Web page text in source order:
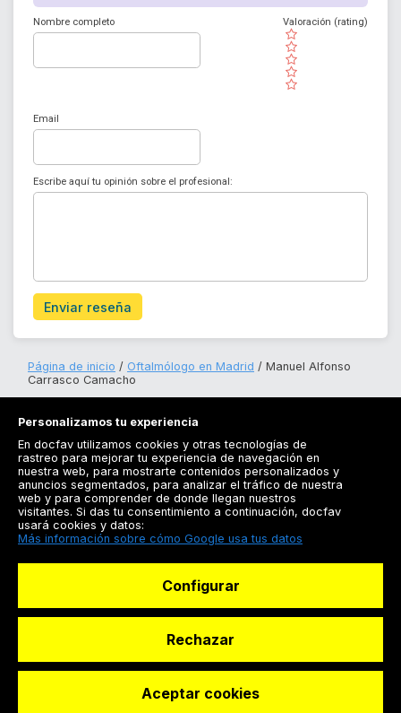
Nombre completo
( )
( )
( )
( )
( )
Valoración (rating)
Email
Escribe aquí tu opinión sobre el profesional:
Enviar reseña
Página de inicio Oftalmólogo en Madrid
Manuel Alfonso
Carrasco Camacho
Registrarse
Docfav
© Dashboard Technologies S.L
Personalizamos tu experiencia
En docfav utilizamos cookies y otras tecnologías de
rastreo para mejorar tu experiencia de navegación en
nuestra web, para mostrarte contenidos personalizados y
anuncios segmentados, para analizar el tráfico de nuestra
web y para comprender de donde llegan nuestros
visitantes. Si das tu consentimiento a continuación, docfav
usará cookies y datos:
Más información sobre cómo Google usa tus datos
Configurar
Rechazar
Aceptar cookies